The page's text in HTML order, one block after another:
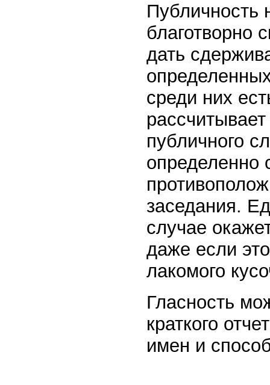
Публичность
благотворно
дать
среди них
публичного
определенно
заседания.
случае
даже если
лакомого
Гласность
краткого
имен и